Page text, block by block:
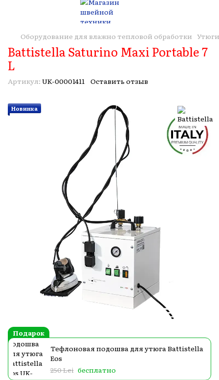
Оборудование для влажно тепловой обработки
Battistella Saturino Maxi Portable 7
L
Артикул: UK-00001411 Оставить отзыв
Новинка
Подарок
Тефлоновая подошва для утюга Battistella
Eos
250 Lei бесплатно